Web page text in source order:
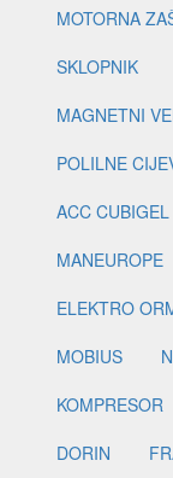
MOTORNA
SKLOPNIK
MAGNETNI
POLILNE
ACC CUBIGEL
MANEUROPE
ELEKTRO
MOBIUS
KOMPRESOR
DORIN